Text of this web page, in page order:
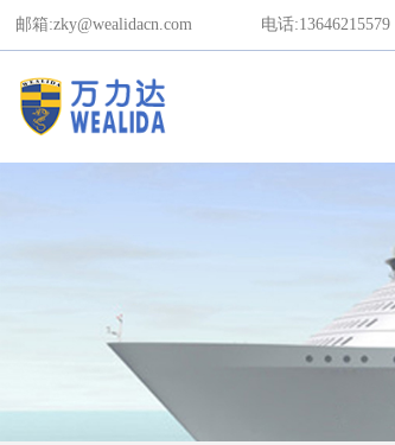
邮箱:zky@wealidacn.com 电话:13646215579